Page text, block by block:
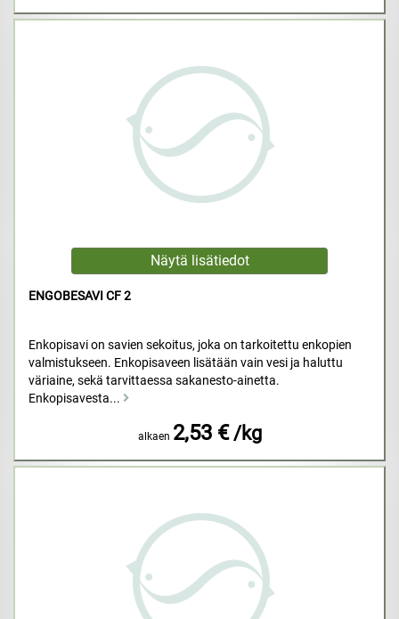
ENGOBESAVI CF 2
Enkopisavi on savien sekoitus, joka on tarkoitettu enkopien
valmistukseen. Enkopisaveen lisätään vain vesi ja haluttu
väriaine, sekä tarvittaessa sakanesto-ainetta.
Enkopisavesta...
alkaen 2,53 € /kg